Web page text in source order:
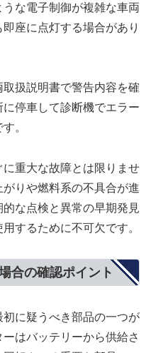
な電子制御が複雑な車両
座に点灯する場合があり
扱説明書で警告内容を確
停車して診断機でエラー
。
重大な故障とは限りませ
りや燃料系の不具合が進
な点検と異常の早期発見
するために不可欠です。
合の確認ポイント
に疑うべき部品の一つが
はバッテリーから供給さ